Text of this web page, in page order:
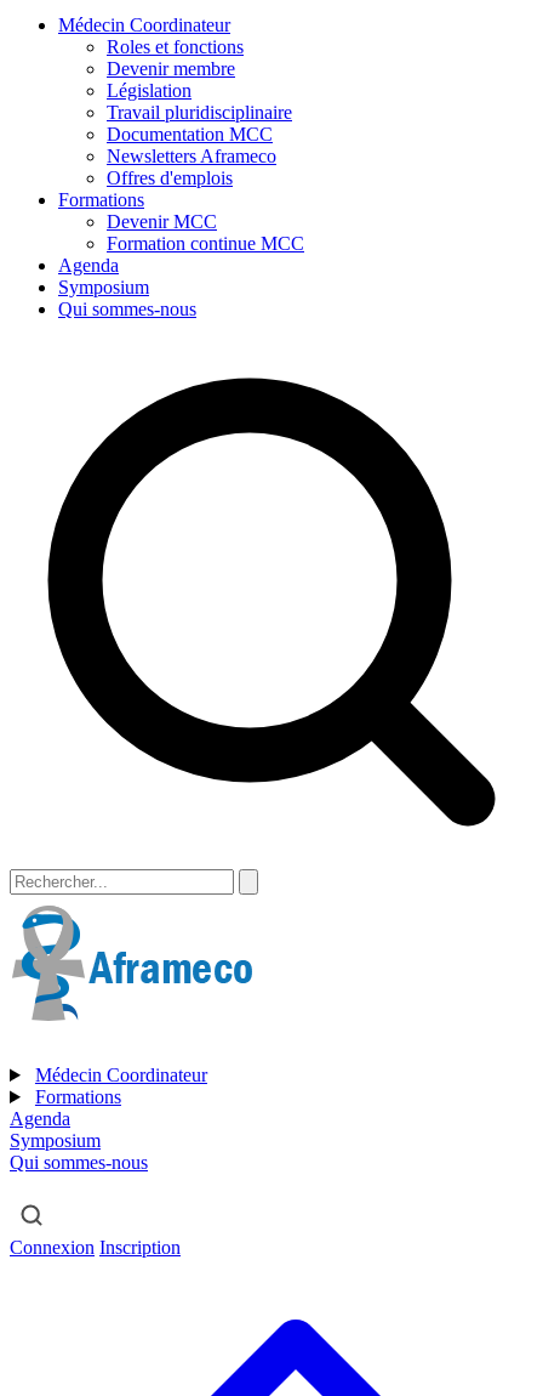
Médecin Coordinateur
Roles et fonctions
Devenir membre
Législation
Travail pluridisciplinaire
Documentation MCC
Newsletters Aframeco
Offres d'emplois
Formations
Devenir MCC
Formation continue MCC
Agenda
Symposium
Qui sommes-nous
Médecin Coordinateur
Formations
Agenda
Symposium
Qui sommes-nous
Connexion Inscription